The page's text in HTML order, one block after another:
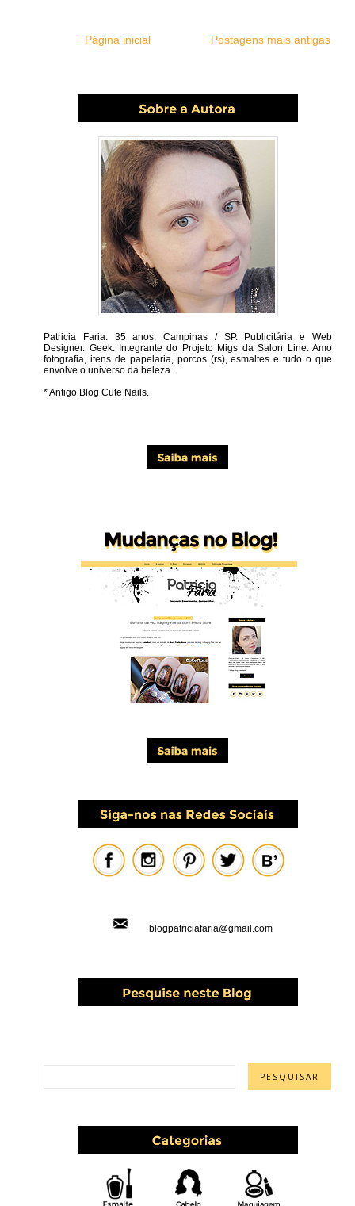
Postagens mais antigas
Página inicial
Patricia Faria. 35 anos. Campinas / SP. Publicitária e Web
Designer. Geek. Integrante do Projeto Migs da Salon Line. Amo
fotografia, itens de papelaria, porcos (rs), esmaltes e tudo o que
envolve o universo da beleza.
* Antigo Blog Cute Nails.
blogpatriciafaria@gmail.com